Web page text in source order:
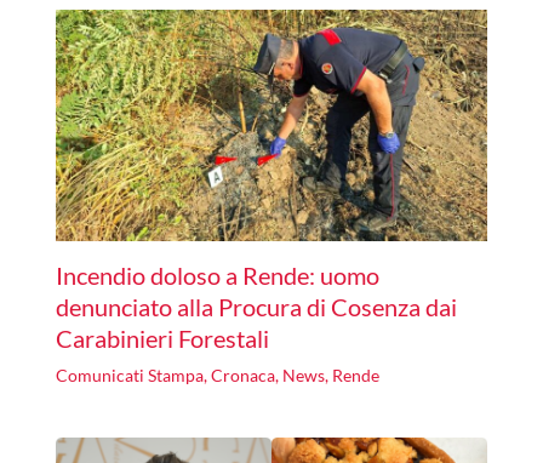
Incendio doloso a Rende: uomo
denunciato alla Procura di Cosenza dai
Carabinieri Forestali
Comunicati Stampa,Cronaca, News, Rende